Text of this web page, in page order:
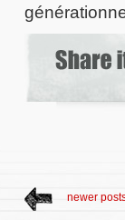
newer